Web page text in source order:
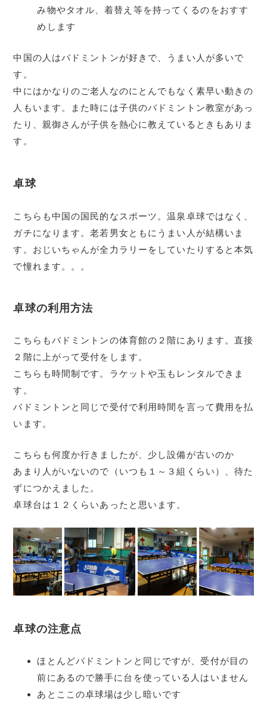
み物やタオル、着替え等を持ってくるのをおすす
めします
中国の人はバドミントンが好きで、うまい人が多いで
す。
中にはかなりのご老人なのにとんでもなく素早い動きの
人もいます。また時には子供のバドミントン教室があっ
たり、親御さんが子供を熱心に教えているときもありま
す。
卓球
こちらも中国の国民的なスポーツ。温泉卓球ではなく、
ガチになります。老若男女ともにうまい人が結構いま
す。おじいちゃんが全力ラリーをしていたりすると本気
で憧れます。。。
卓球の利用方法
こちらもバドミントンの体育館の２階にあります。直接
２階に上がって受付をします。
こちらも時間制です。ラケットや玉もレンタルできま
す。
バドミントンと同じで受付で利用時間を言って費用を払
います。
こちらも何度か行きましたが、少し設備が古いのか
あまり人がいないので（いつも１～３組くらい）、待た
ずにつかえました。
卓球台は１２くらいあったと思います。
卓球の注意点
ほとんどバドミントンと同じですが、受付が目の
前にあるので勝手に台を使っている人はいません
あとここの卓球場は少し暗いです